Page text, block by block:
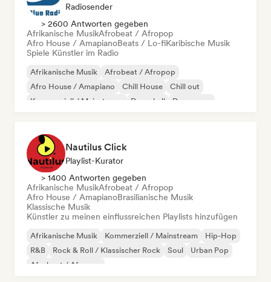
Radiosender
> 2600 Antworten gegeben
Afrikanische MusikAfrobeat / Afropop
Afro House / AmapianoBeats / Lo-fiKaribische Musik
Spiele Künstler im Radio
Afrikanische Musik
Afrobeat / Afropop
Afro House / Amapiano
Chill House
Chill out
Kommerziell / Mainstream
Dancehall Dance pop
Nautilus Click
Playlist-Kurator
> 1400 Antworten gegeben
Afrikanische MusikAfrobeat / Afropop
Afro House / AmapianoBrasilianische Musik
Klassische Musik
Künstler zu meinen einflussreichen Playlists hinzufügen
Afrikanische Musik Kommerziell / Mainstream
Hip-Hop
R&B
Rock & Roll / Klassischer Rock Soul
Urban Pop
Afrobeat / Afropop